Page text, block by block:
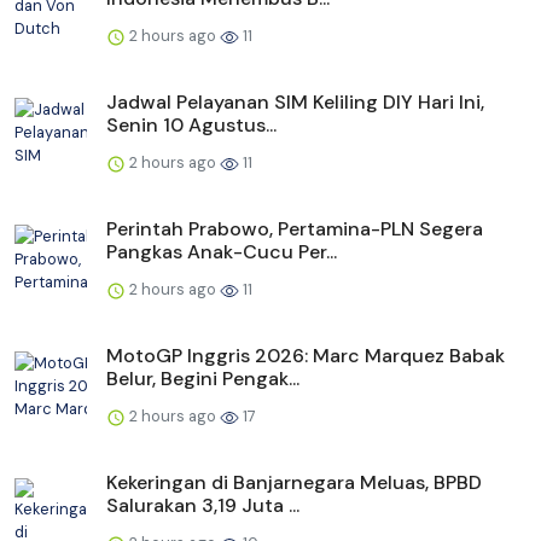
2 hours ago 11
Jadwal Pelayanan SIM Keliling DIY Hari Ini,
Senin 10 Agustus...
2 hours ago 11
Perintah Prabowo, Pertamina-PLN Segera
Pangkas Anak-Cucu Per...
2 hours ago 11
MotoGP Inggris 2026: Marc Marquez Babak
Belur, Begini Pengak...
2 hours ago 17
Kekeringan di Banjarnegara Meluas, BPBD
Salurakan 3,19 Juta ...